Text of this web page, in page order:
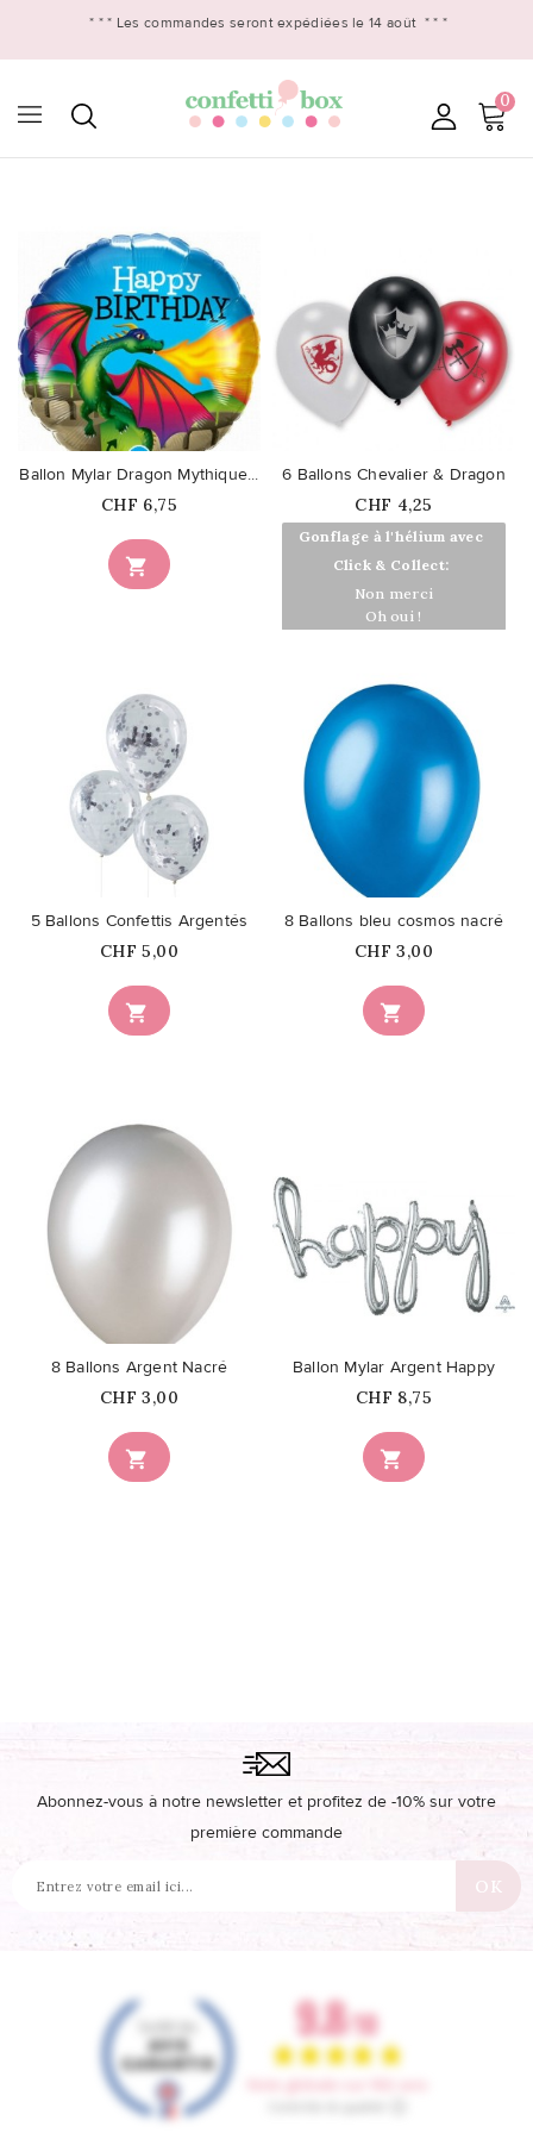
* * * Les commandes seront expédiées le 14 août * * *
0
favorite_border

Ballon Mylar Dragon Mythique...
Prix
CHF 6,75
favorite_border
Gonflage à l'hélium avec
Click & Collect:
Non merci
Oh oui !
6 Ballons Chevalier & Dragon
Prix
CHF 4,25
En rupture

5 Ballons Confettis Argentés
Prix
CHF 5,00

8 Ballons bleu cosmos nacré
Prix
CHF 3,00

8 Ballons Argent Nacré
Prix
CHF 3,00
favorite_border

Ballon Mylar Argent Happy
Prix
CHF 8,75
Abonnez-vous à notre newsletter et profitez de -10% sur votre
première commande